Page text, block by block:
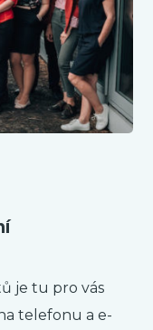
je tu pro vás
telefonu a e-